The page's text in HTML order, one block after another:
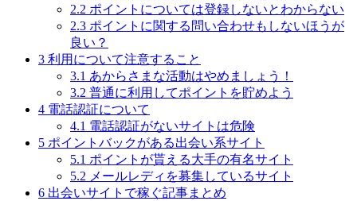
2.2 ポイントについては登録しないとわからない
2.3 ポイントに関する問い合わせもしないほうが
良い？
3 利用について注意すること
3.1 あからさまな活動はやめましょう！
3.2 普通に利用してポイントを貯めよう
4 電話認証について
4.1 電話認証がないサイトは危険
5 ポイントバックがある出会い系サイト
5.1 ポイントが貰える大手の有名サイト
5.2 メールレディを募集しているサイト
6 出会いサイトで稼ぐ記事まとめ